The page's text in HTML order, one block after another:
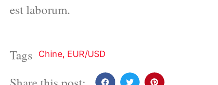
est laborum.
Tags Chine, EUR/USD